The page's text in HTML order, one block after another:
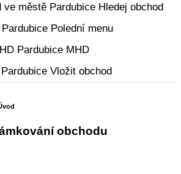
Hledej obchod
Polední menu
MHD
Vložit obchod
obchodu